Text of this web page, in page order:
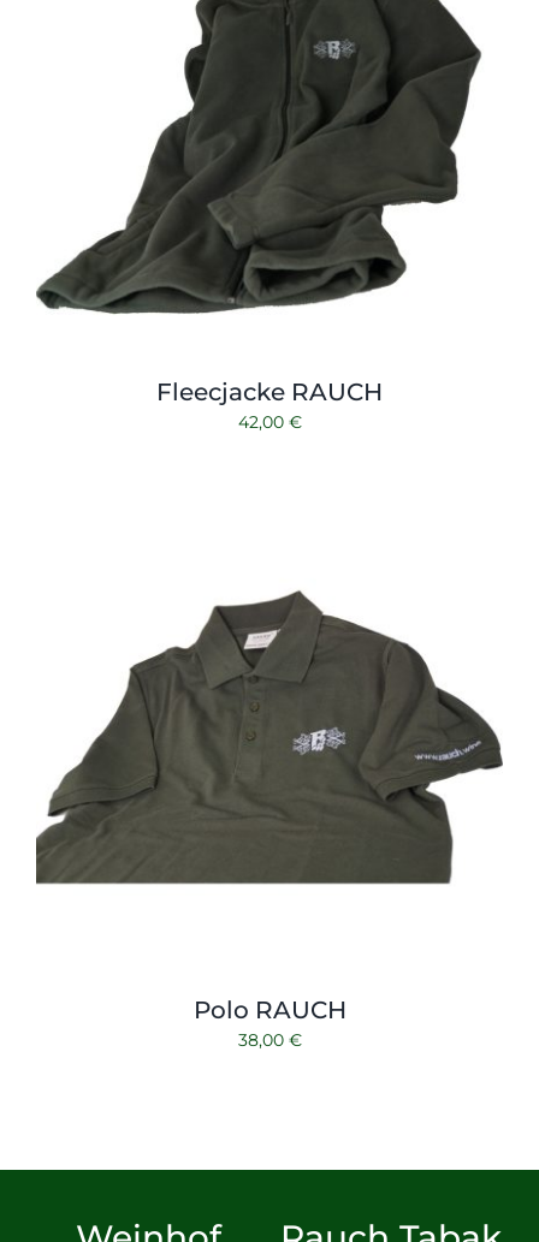
Fleecjacke RAUCH
42,00 €
Polo RAUCH
38,00 €